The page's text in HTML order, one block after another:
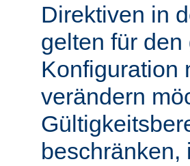
Direktiven in
gelten für
Konfiguration
verändern
beschränken,